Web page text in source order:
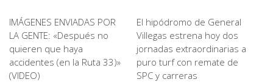
IMÁGENES ENVIADAS POR
LA GENTE: «Después no
quieren que haya
accidentes (en la Ruta 33)»
(VIDEO)
El hipódromo de General
Villegas estrena hoy dos
jornadas extraordinarias a
puro turf con remate de
SPC y carreras